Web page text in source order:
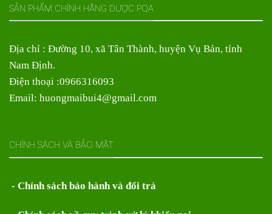
SẢN PHẨM CHÍNH HÃNG DƯỢC PQA
Địa chỉ : Đường 10, xã Tân Thành, huyện Vụ Bản, tỉnh
Nam Định.
Điện thoại :0966316093
Email: huongmaibui4@gmail.com
CHÍNH SÁCH VÀ BẢO MẬT
- Chính sách bảo hành và đổi trả